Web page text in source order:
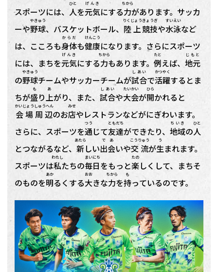
スポーツには、 人
ひと
を元気
げんき
にする力
ちから
があります。サッカ
ーや野球
やきゅう
、バスケットボール、 陸上
りくじょう
競技
きょうぎ
や水泳
すいえい
など
は、こころも身体
からだ
も健康
けんこう
になります。さらにスポーツ
には、まちを元気
げんき
にする力
ちから
もあります。 例
たと
えば、 地元
じもと
の野球
やきゅう
チームやサッカーチームが試合
しあい
で活躍
かつやく
するとま
ちが盛り上
も あ
がり、また、 試合
しあい
や大会
たいかい
が開
ひら
かれると
会場
かいじょう
周辺
しゅうへん
のお店
みせ
やレストランなどがにぎわいます。
さらに、スポーツを通
つう
じて友達
ともだち
ができたり、 地域
ちいき
の人
ひと
とつながるなど、 新
あたら
しい出会
であ
いや交流
こうりゅう
が生
う
まれます。
スポーツは私
わたし
たちの毎日
まいにち
をもっと楽
たの
しくして、まちそ
のものを明
あか
るくする大
おお
きな力
ちから
を持
も
っているのです。